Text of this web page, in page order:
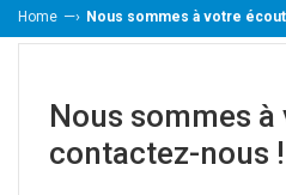
Home —› Nous sommes à votre
Nous sommes
contactez-nous !​